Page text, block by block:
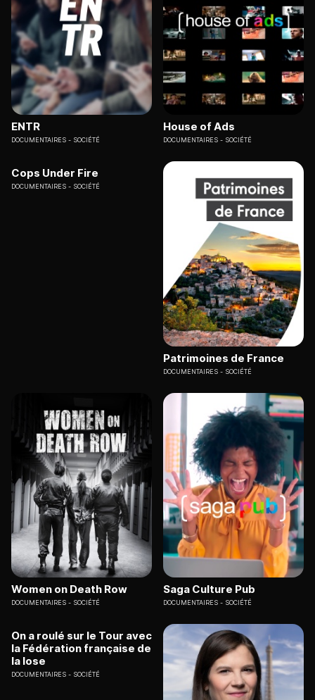
ENTR
DOCUMENTAIRES SOCIÉTÉ
House of Ads
DOCUMENTAIRES SOCIÉTÉ
Cops Under Fire
DOCUMENTAIRES SOCIÉTÉ
Patrimoines de France
DOCUMENTAIRES SOCIÉTÉ
Women on Death Row
DOCUMENTAIRES SOCIÉTÉ
Saga Culture Pub
DOCUMENTAIRES SOCIÉTÉ
On a roulé sur le Tour avec
la Fédération française de
la lose
DOCUMENTAIRES SOCIÉTÉ